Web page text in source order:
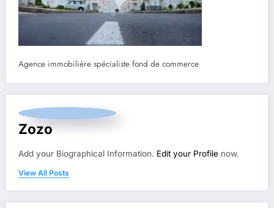
Agence immobilière spécialiste fond de commerce
Zozo
Add your Biographical Information. Edit your Profile now.
View All Posts